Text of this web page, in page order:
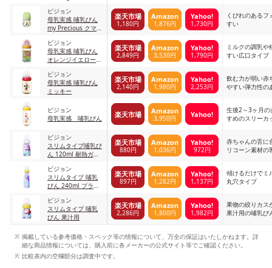
ピジョン
母乳実感 哺乳びん
my Precious クマ
楽天市場
1,180円
Amazon
1,876円
Yahoo!
1,730円
くびれのあるフ
すい
ピジョン
母乳実感 哺乳びん
オレンジイエロー
体
楽天市場
2,849円
Amazon
3,530円
Yahoo!
1,790円
ミルクの調乳や
すい広口タイプ
ピジョン
母乳実感 哺乳びん
ミッキー
楽天市場
2,140円
Amazon
1,980円
Yahoo!
2,253円
飲む力が弱い赤
やすい弾力性の
ピジョン
母乳実感 哺乳びん
楽天市場 Amazon
3,950円 Yahoo!
生後2～3ヶ月
すめのスリーカ
ピジョン
スリムタイプ哺乳び
ん 120ml 耐熱ガラ
楽天市場
880円
Amazon
1,036円
Yahoo!
972円
赤ちゃんの舌に
リコーン素材の
ピジョン
スリムタイプ 哺乳
びん 240ml プラス
楽天市場
897円
Amazon
1,282円
Yahoo!
1,137円
傾けるだけでミ
丸穴タイプ
ピジョン
スリムタイプ 哺乳
びん 果汁用
楽天市場
2,286円
Amazon
1,800円
Yahoo!
1,982円
果物の絞りカス
果汁用の哺乳び
掲載している参考価格・スペック等の情報について、万全の保証はいたしかねます。詳
細な商品情報については、購入前に各メーカーの公式サイト等でご確認ください。
比較表内の空欄部分は調査中です。